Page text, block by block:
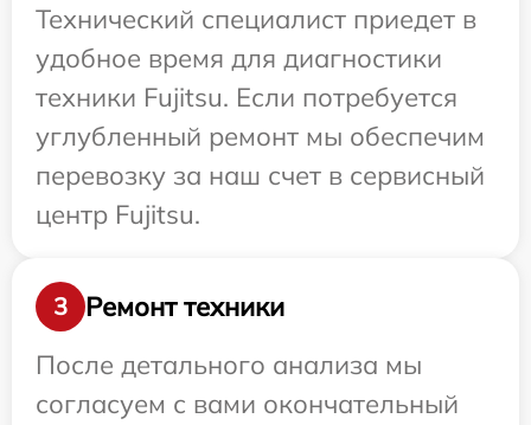
Технический специалист приедет в
удобное время для диагностики
техники Fujitsu. Если потребуется
углубленный ремонт мы обеспечим
перевозку за наш счет в сервисный
центр Fujitsu.
3
Ремонт техники
После детального анализа мы
согласуем с вами окончательный